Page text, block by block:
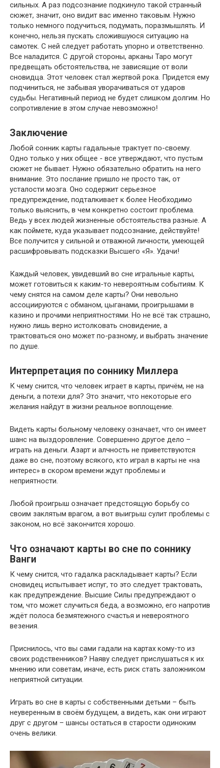
сильных. А раз подсознание подкинуло такой странный
сюжет, значит, оно видит вас именно таковым. Нужно
только немного подучиться, подумать, поразмышлять. И
конечно, нельзя пускать сложившуюся ситуацию на
самотек. С ней следует работать упорно и ответственно.
Все наладится. С другой стороны, арканы Таро могут
предвещать обстоятельства, не зависящие от воли
сновидца. Этот человек стал жертвой рока. Придется ему
подчиниться, не забывая уворачиваться от ударов
судьбы. Негативный период не будет слишком долгим. Но
сопротивление в этом случае невозможно!
Заключение
Любой сонник карты гадальные трактует по-своему.
Одно только у них общее - все утверждают, что пустым
сюжет не бывает. Нужно обязательно обратить на него
внимание. Это послание пришло не просто так, от
усталости мозга. Оно содержит серьезное
предупреждение, подталкивает к более Необходимо
только выяснить, в чем конкретно состоит проблема.
Ведь у всех людей жизненные обстоятельства разные. А
как поймете, куда указывает подсознание, действуйте!
Все получится у сильной и отважной личности, умеющей
расшифровывать подсказки Высшего «Я». Удачи!
Каждый человек, увидевший во сне игральные карты,
может готовиться к каким-то невероятным событиям. К
чему снятся на самом деле карты? Они невольно
ассоциируются с обманом, цыганами, проигрышами в
казино и прочими неприятностями. Но не всё так страшно,
нужно лишь верно истолковать сновидение, а
трактоваться оно может по-разному, и выбрать значение
по душе.
Интерпретация по соннику Миллера
К чему снится, что человек играет в карты, причём, не на
деньги, а потехи для? Это значит, что некоторые его
желания найдут в жизни реальное воплощение.
Видеть карты больному человеку означает, что он имеет
шанс на выздоровление. Совершенно другое дело –
играть на деньги. Азарт и алчность не приветствуются
даже во сне, поэтому всякого, кто играл в карты не «на
интерес» в скором времени ждут проблемы и
неприятности.
Любой проигрыш означает предстоящую борьбу со
своим заклятым врагом, а вот выигрыш сулит проблемы с
законом, но всё закончится хорошо.
Что означают карты во сне по соннику
Ванги
К чему снится, что гадалка раскладывает карты? Если
сновидец испытывает испуг, то это следует трактовать,
как предупреждение. Высшие Силы предупреждают о
том, что может случиться беда, а возможно, его напротив
ждёт полоса безмятежного счастья и невероятного
везения.
Приснилось, что вы сами гадали на картах кому-то из
своих родственников? Наяву следует прислушаться к их
мнению или советам, иначе, есть риск стать заложником
неприятной ситуации.
Играть во сне в карты с собственными детьми – быть
неуверенным в своём будущем, а видеть, как они играют
друг с другом – шансы остаться в старости одиноким
очень велики.